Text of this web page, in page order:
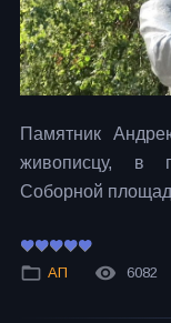
Памятник
живописцу, в
Соборной
АП 6082